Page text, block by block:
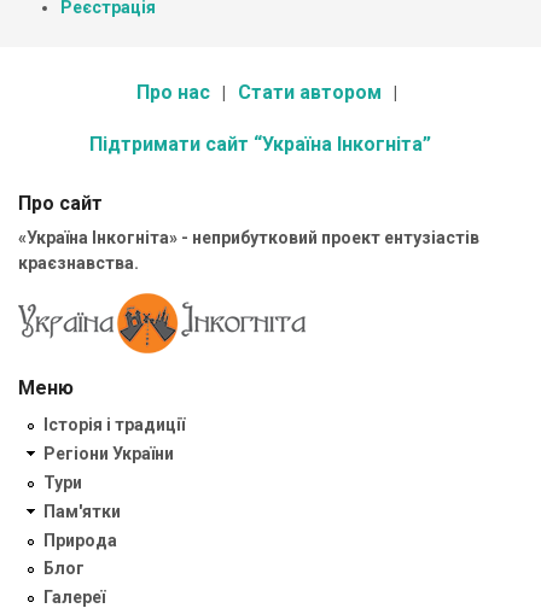
Реєстрація
Про нас Стати автором
Підтримати сайт “Україна Інкогніта”
Про сайт
«Україна Інкогніта» - неприбутковий проект ентузіастів
краєзнавства.
Меню
Історія і традиції
Регіони України
Тури
Пам'ятки
Природа
Блог
Галереї